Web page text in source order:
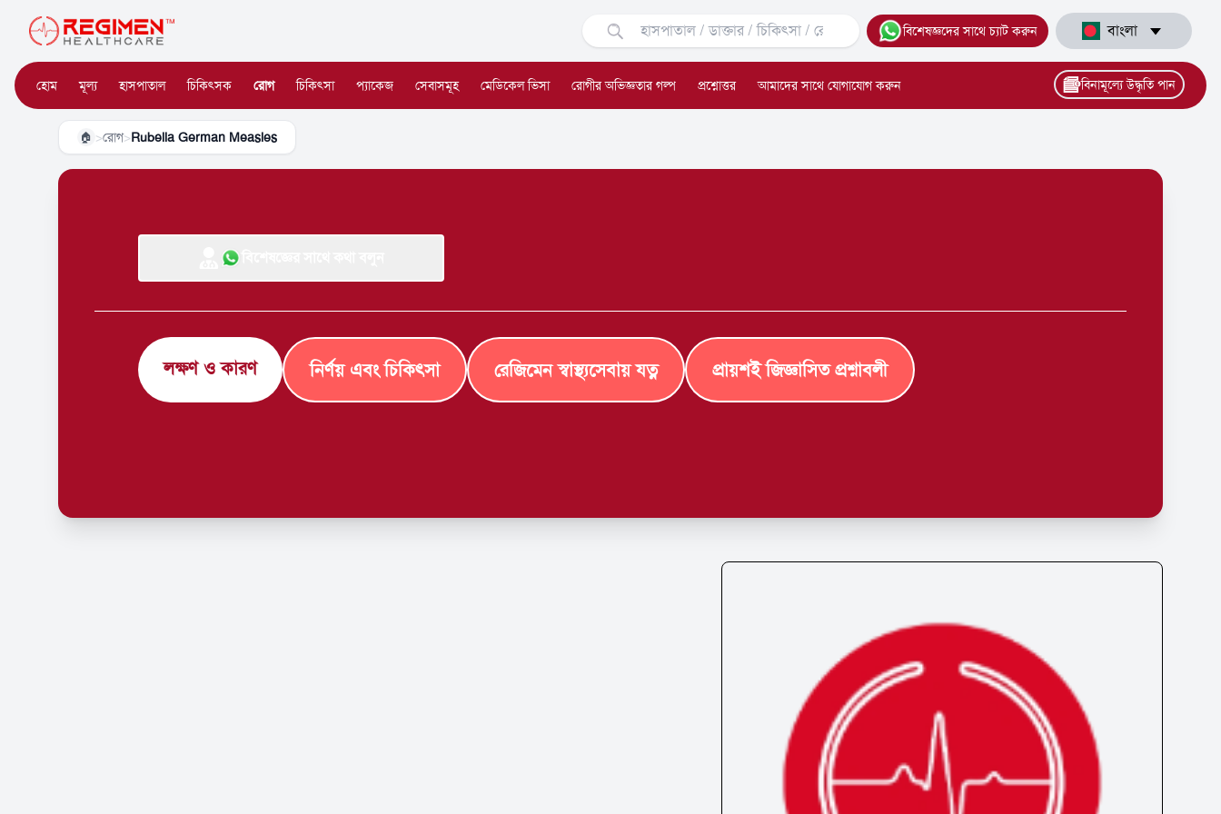
বিশেষজ্ঞদের সাথে চ্যাট করুন বাংলা
হোম মূল্য হাসপাতাল চিকিৎসক রোগ চিকিৎসা প্যাকেজ সেবাসমূহ মেডিকেল ভিসা রোগীর অভিজ্ঞতার গল্প প্রশ্নোত্তর আমাদের সাথে যোগাযোগ করুন বিনামূল্যে উদ্ধৃতি পান
🏠 >রোগ>Rubella German Measles
লক্ষণ ও কারণ নির্ণয় এবং চিকিৎসা রেজিমেন স্বাস্থ্যসেবায় যত্ন প্রায়শই জিজ্ঞাসিত প্রশ্নাবলী